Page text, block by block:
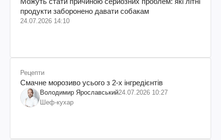
продукти заборонено давати собакам
24.07.2026 14:10
Рецепти
Смачне морозиво усього з 2-х інгредієнтів
Володимир Ярославський24.07.2026 10:27
Шеф-кухар